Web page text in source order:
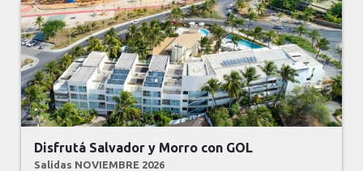
Disfrutá Salvador y Morro con GOL
Salidas NOVIEMBRE 2026